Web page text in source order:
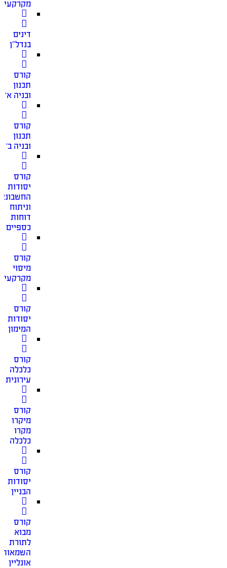
מקרקעין
דינים
בנדל”ן
קורס
תכנון
ובניה א׳
קורס
תכנון
ובניה ב׳
קורס
יסודות
וניתוח
דוחות
כספיים
קורס
מיסוי
מקרקעין
קורס
יסודות
המימון
קורס
כלכלה
עירונית
קורס
מיקרו
מקרו
כלכלה
קורס
יסודות
הבניין
קורס
מבוא
לתורת
השמאות
אונליין